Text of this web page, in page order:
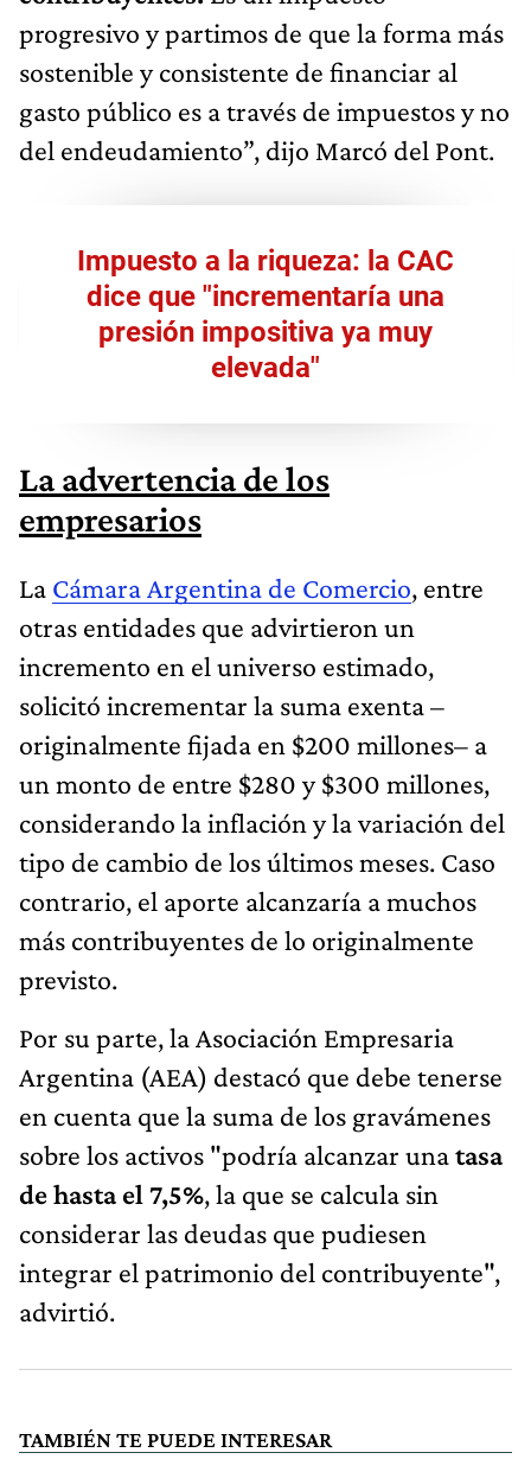
progresivo y partimos de que la forma más
sostenible y consistente de financiar al
gasto público es a través de impuestos y no
del endeudamiento”, dijo Marcó del Pont.
Impuesto a la riqueza: la CAC
dice que "incrementaría una
presión impositiva ya muy
elevada"
La advertencia de los
empresarios
La Cámara Argentina de Comercio, entre
otras entidades que advirtieron un
incremento en el universo estimado,
solicitó incrementar la suma exenta –
originalmente fijada en $200 millones– a
un monto de entre $280 y $300 millones,
considerando la inflación y la variación del
tipo de cambio de los últimos meses. Caso
contrario, el aporte alcanzaría a muchos
más contribuyentes de lo originalmente
previsto.
Por su parte, la Asociación Empresaria
Argentina (AEA) destacó que debe tenerse
en cuenta que la suma de los gravámenes
sobre los activos "podría alcanzar unatasa
de hasta el 7,5%, la que se calcula sin
considerar las deudas que pudiesen
integrar el patrimonio del contribuyente",
advirtió.
TAMBIÉN TE PUEDE INTERESAR